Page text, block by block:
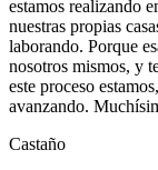
estamos realizando
nuestras propias
laborando. Porque
nosotros mismos, y
este proceso
avanzando.
Castaño